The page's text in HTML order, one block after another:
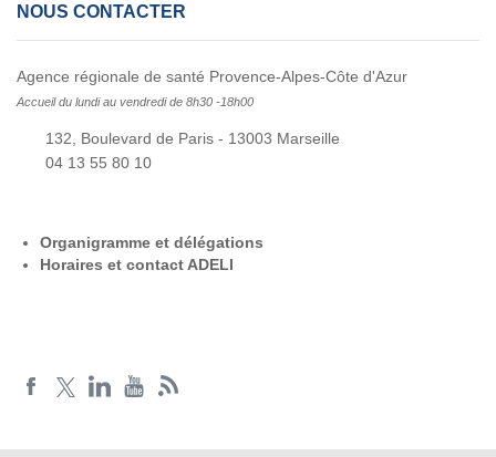
NOUS CONTACTER
Agence régionale de santé Provence-Alpes-Côte d'Azur
Accueil du lundi au vendredi de 8h30 -18h00
132, Boulevard de Paris - 13003 Marseille
04 13 55 80 10
Organigramme et délégations
Horaires et contact ADELI